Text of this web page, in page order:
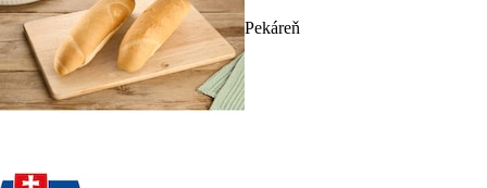
Pekáreň